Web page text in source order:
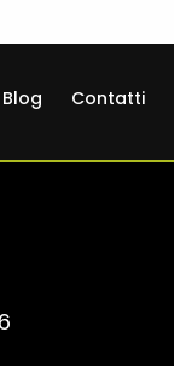
Blog Contatti